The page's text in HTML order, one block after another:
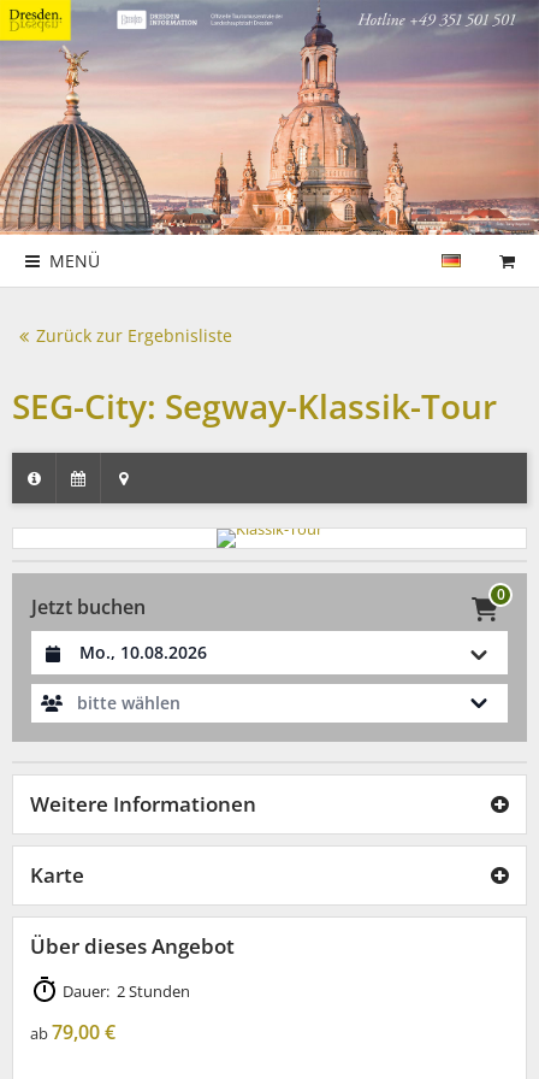
MENÜ
Zurück zur Ergebnisliste
SEG-City: Segway-Klassik-Tour
Jetzt buchen 0
Datum auswählen
bitte wählen
Weitere Informationen
Karte
Über dieses Angebot
Dauer: 2 Stunden
ab79,00 €